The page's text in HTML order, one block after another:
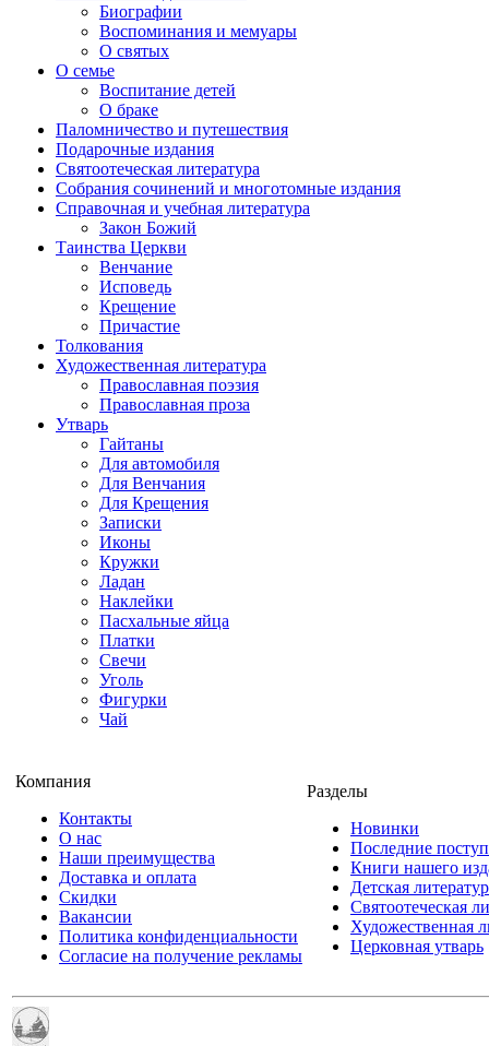
Биографии
Воспоминания и мемуары
О святых
О семье
Воспитание детей
О браке
Паломничество и путешествия
Подарочные издания
Святоотеческая литература
Собрания сочинений и многотомные издания
Справочная и учебная литература
Закон Божий
Таинства Церкви
Венчание
Исповедь
Крещение
Причастие
Толкования
Художественная литература
Православная поэзия
Православная проза
Утварь
Гайтаны
Для автомобиля
Для Венчания
Для Крещения
Записки
Иконы
Кружки
Ладан
Наклейки
Пасхальные яйца
Платки
Свечи
Уголь
Фигурки
Чай
Компания
Контакты
О нас
Наши преимущества
Доставка и оплата
Скидки
Вакансии
Политика конфиденциальности
Согласие на получение рекламы
Разделы
Новинки
Последние
Книги нашего
Детская
Святоотеческая
Художественная
Церковная утварь